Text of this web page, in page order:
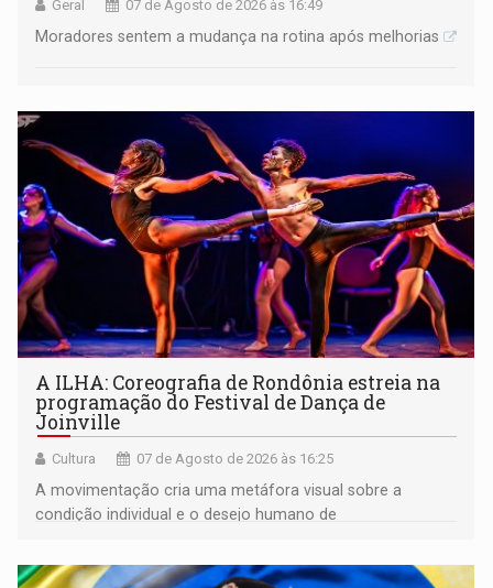
Geral 07 de Agosto de 2026 às 16:49
Moradores sentem a mudança na rotina após melhorias
A ILHA: Coreografia de Rondônia estreia na
programação do Festival de Dança de
Joinville
Cultura 07 de Agosto de 2026 às 16:25
A movimentação cria uma metáfora visual sobre a
condição individual e o desejo humano de